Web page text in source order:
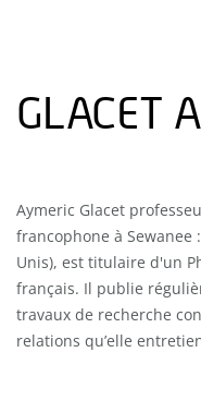
GLACET
Aymeric Glacet
francophone à Sewanee
Unis), est titulaire d'un
français. Il publie
travaux de recherche
relations qu’elle